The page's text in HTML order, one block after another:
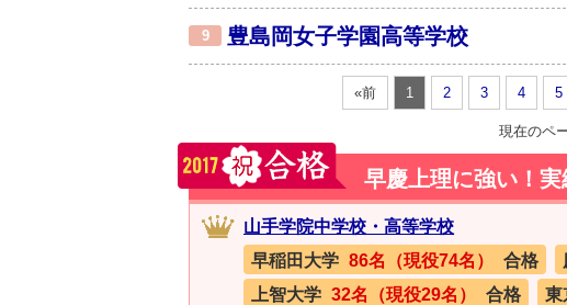
9 豊島岡女子学園高等学校
«前 1 2 3 4 5
現在のペ
早慶上理に強い！
山手学院中学校・高等学校
早稲田大学 86名（現役74名） 合格
上智大学 32名（現役29名） 合格 東